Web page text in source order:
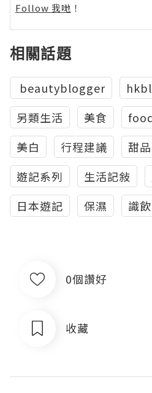
Follow 我哋 ！
相關話題
‬ ‪beautyblogger
另類生活
美食
美白
行程建議 甜品
遊記系列
生活記敍
日本遊記
保濕 識
0個讚好
收藏